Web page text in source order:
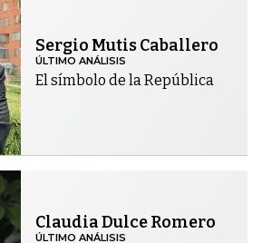
Sergio Mutis Caballero
ÚLTIMO ANÁLISIS
El símbolo de la República
Claudia Dulce Romero
ÚLTIMO ANÁLISIS